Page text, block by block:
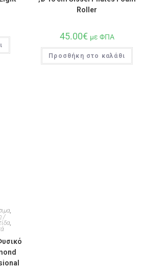
Roller
45.00€ με ΦΠΑ
Προσθήκη στο καλάθι
,
/
,